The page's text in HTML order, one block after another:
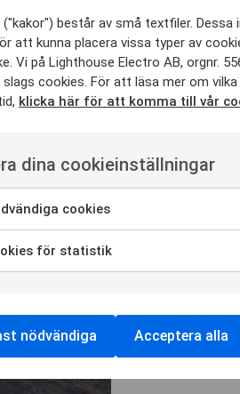
vägen från planering och design till
består av små textfiler. Dessa
att kunna placera vissa typer av
Vi på Lighthouse Electro AB, orgnr.
cookies. För att läsa mer om
klicka här för att komma till vår
dina cookieinställningar
cookies
för statistik
nödvändiga Acceptera alla